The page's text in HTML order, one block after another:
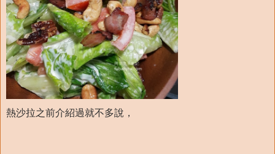
熱沙拉之前介紹過就不多說，